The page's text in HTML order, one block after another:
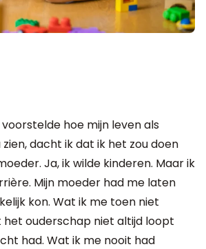
hoe mijn leven als
dacht ik dat ik het zou doen
Ja, ik wilde kinderen. Maar ik
Mijn moeder had me laten
kon. Wat ik me toen niet
het ouderschap niet altijd loopt
had. Wat ik me nooit had